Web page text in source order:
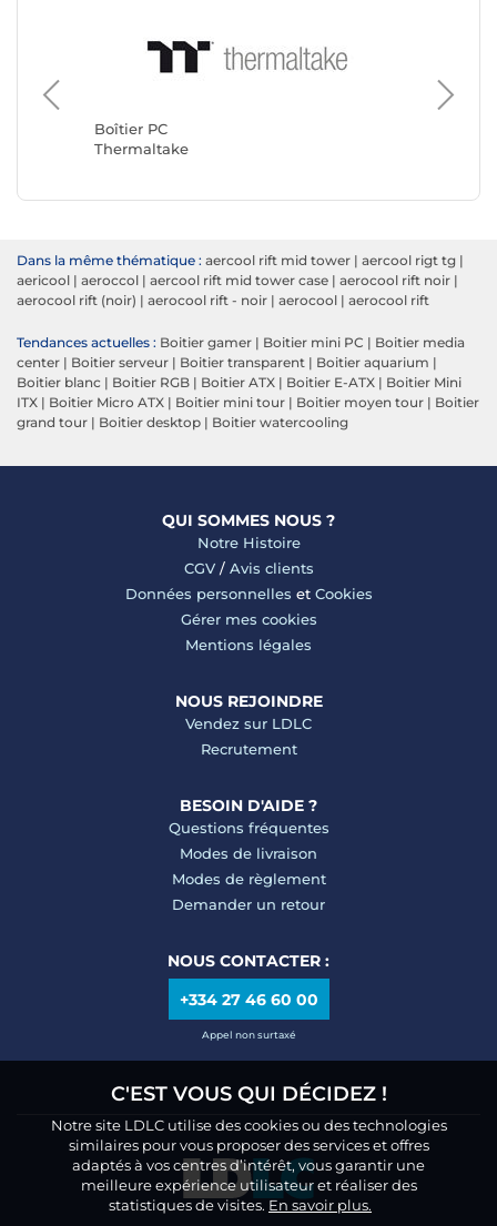
C'EST VOUS QUI DÉCIDEZ !
Notre site LDLC utilise des cookies ou des technologies
similaires pour vous proposer des services et offres
adaptés à vos centres d’intérêt, vous garantir une
meilleure expérience utilisateur et réaliser des
statistiques de visites. En savoir plus.
Boîtier PC
Thermaltake
Boîtier
Corsair
Dans la même thématique : aercool rift mid tower | aercool rigt tg |
aericool | aeroccol | aercool rift mid tower case | aerocool rift noir |
aerocool rift (noir) | aerocool rift - noir | aerocool | aerocool rift
Tendances actuelles : Boitier gamer | Boitier mini PC | Boitier media
center | Boitier serveur | Boitier transparent | Boitier aquarium |
Boitier blanc | Boitier RGB | Boitier ATX | Boitier E-ATX | Boitier Mini
ITX | Boitier Micro ATX | Boitier mini tour | Boitier moyen tour | Boitier
grand tour | Boitier desktop | Boitier watercooling
QUI SOMMES NOUS ?
Notre Histoire
CGV/ Avis clients
Données personnelles et Cookies
Gérer mes cookies
Mentions légales
NOUS REJOINDRE
Vendez sur LDLC
Recrutement
BESOIN D'AIDE ?
Questions fréquentes
Modes de livraison
Modes de règlement
Demander un retour
NOUS CONTACTER :
+334 27 46 60 00
Appel non surtaxé